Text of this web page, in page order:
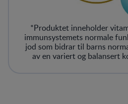
*Produktet inneholder
immunsystemets normale
jod som bidrar til barns
av en variert og balansert